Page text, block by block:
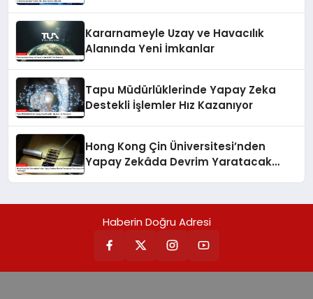
Kararnameyle Uzay ve Havacılık
Alanında Yeni İmkanlar
Tapu Müdürlüklerinde Yapay Zeka
Destekli İşlemler Hız Kazanıyor
Hong Kong Çin Üniversitesi’nden
Yapay Zekâda Devrim Yaratacak
Haberin Doğru Adresi